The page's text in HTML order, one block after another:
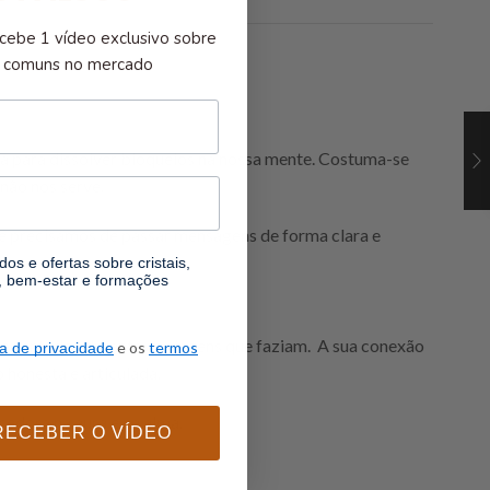
dissolver bloqueios na nossa mente. Costuma-se
nos serve.
de passar mensagens de forma clara e
durante as viagens que faziam. A sua conexão
e articulada.
na aura e na alma.
1 vídeo exclusivo sobre
no mercado
e ofertas sobre cristais,
bem-estar e formações
de privacidadee os termos
O VÍDEO